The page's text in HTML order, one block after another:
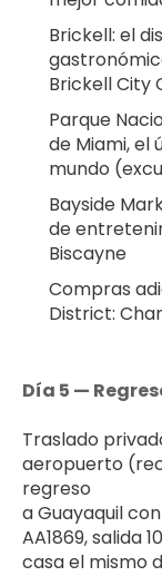
Brickell: el
Brickell City
Parque
de Miami,
mundo
Bayside
de
Biscayne
Compras
District:
Día 5 —
Traslado
aeropuerto
regreso
a Guayaquil
AA1869, salida
casa el mismo